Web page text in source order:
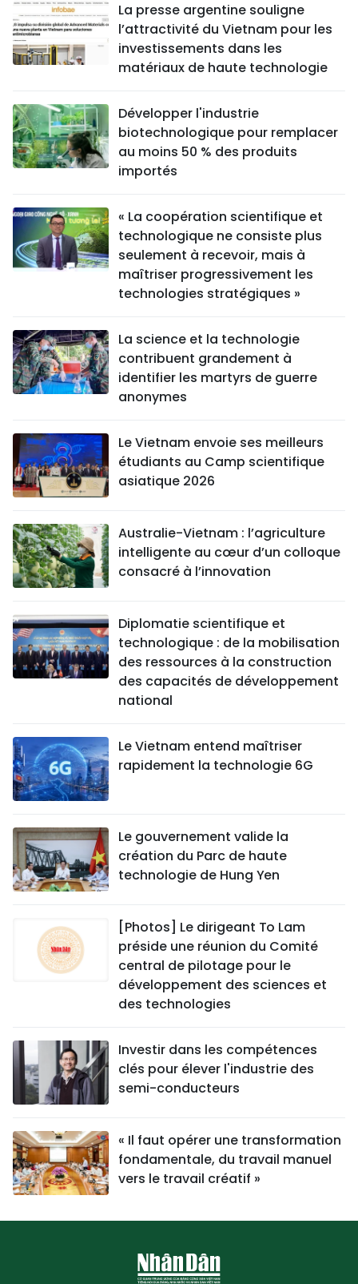
La presse argentine souligne
l’attractivité du Vietnam pour les
investissements dans les
matériaux de haute technologie
Développer l'industrie
biotechnologique pour remplacer
au moins 50 % des produits
importés
« La coopération scientifique et
technologique ne consiste plus
seulement à recevoir, mais à
maîtriser progressivement les
technologies stratégiques »
La science et la technologie
contribuent grandement à
identifier les martyrs de guerre
anonymes
Le Vietnam envoie ses meilleurs
étudiants au Camp scientifique
asiatique 2026
Australie-Vietnam : l’agriculture
intelligente au cœur d’un colloque
consacré à l’innovation
Diplomatie scientifique et
technologique : de la mobilisation
des ressources à la construction
des capacités de développement
national
Le Vietnam entend maîtriser
rapidement la technologie 6G
Le gouvernement valide la
création du Parc de haute
technologie de Hung Yen
[Photos] Le dirigeant To Lam
préside une réunion du Comité
central de pilotage pour le
développement des sciences et
des technologies
Investir dans les compétences
clés pour élever l'industrie des
semi-conducteurs
« Il faut opérer une transformation
fondamentale, du travail manuel
vers le travail créatif »